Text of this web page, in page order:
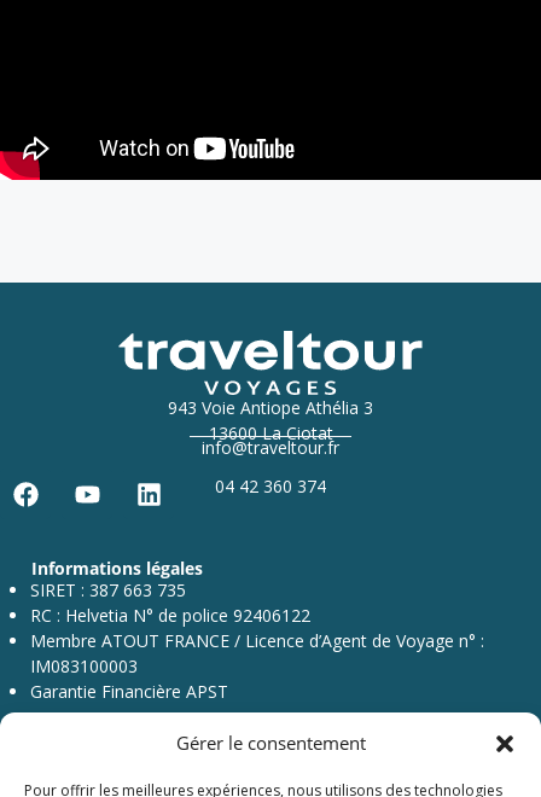
Gérer le consentement
Pour offrir les meilleures expériences, nous utilisons des technologies
943 Voie Antiope Athélia 3
13600 La Ciotat
info@traveltour.fr
04 42 360 374
F
c
e
b
o
o
k
u
t
u
b
e
L
n
k
e
d
n
Informations légales
SIRET : 387 663 735
RC : Helvetia N° de police 92406122
Membre ATOUT FRANCE / Licence d’Agent de Voyage n° :
IM083100003
Garantie Financière APST